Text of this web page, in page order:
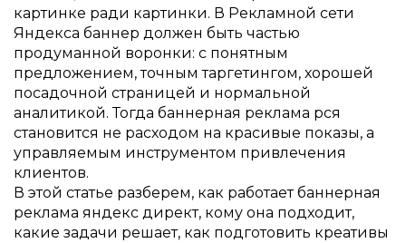
картинке ради картинки. В Рекламной сети
Яндекса баннер должен быть частью
продуманной воронки: с понятным
предложением, точным таргетингом, хорошей
посадочной страницей и нормальной
аналитикой. Тогда баннерная реклама рся
становится не расходом на красивые показы, а
управляемым инструментом привлечения
клиентов.
В этой статье разберем, как работает баннерная
реклама яндекс директ, кому она подходит,
какие задачи решает, как подготовить креативы